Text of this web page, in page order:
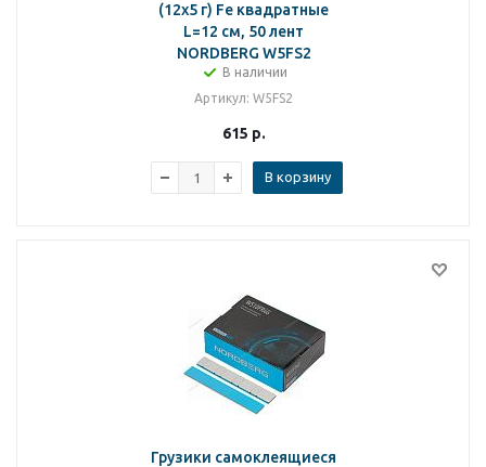
(12х5 г) Fe квадратные
L=12 см, 50 лент
NORDBERG W5FS2
В наличии
Артикул: W5FS2
615 р.
В корзину
Грузики самоклеящиеся